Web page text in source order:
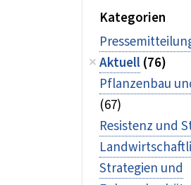
Kategorien
Aktuell(76)
Pflanzenbau
(67)
Resistenz und
Strategien und